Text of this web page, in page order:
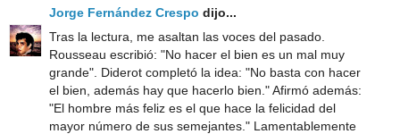
Jorge Fernández Crespo dijo...
Tras la lectura, me asaltan las voces del pasado.
Rousseau escribió: "No hacer el bien es un mal muy
grande". Diderot completó la idea: "No basta con hacer
el bien, además hay que hacerlo bien." Afirmó además:
"El hombre más feliz es el que hace la felicidad del
mayor número de sus semejantes." Lamentablemente